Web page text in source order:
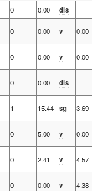
0 0.00
dis
0 0.00 v
0.00
0 0.00 v
0.00
0 0.00
dis
1 15.44 sg
3.69
0 5.00 v
0.00
0 2.41 v
4.57
0 0.00 v
4.38